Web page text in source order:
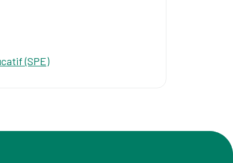
(SPE)